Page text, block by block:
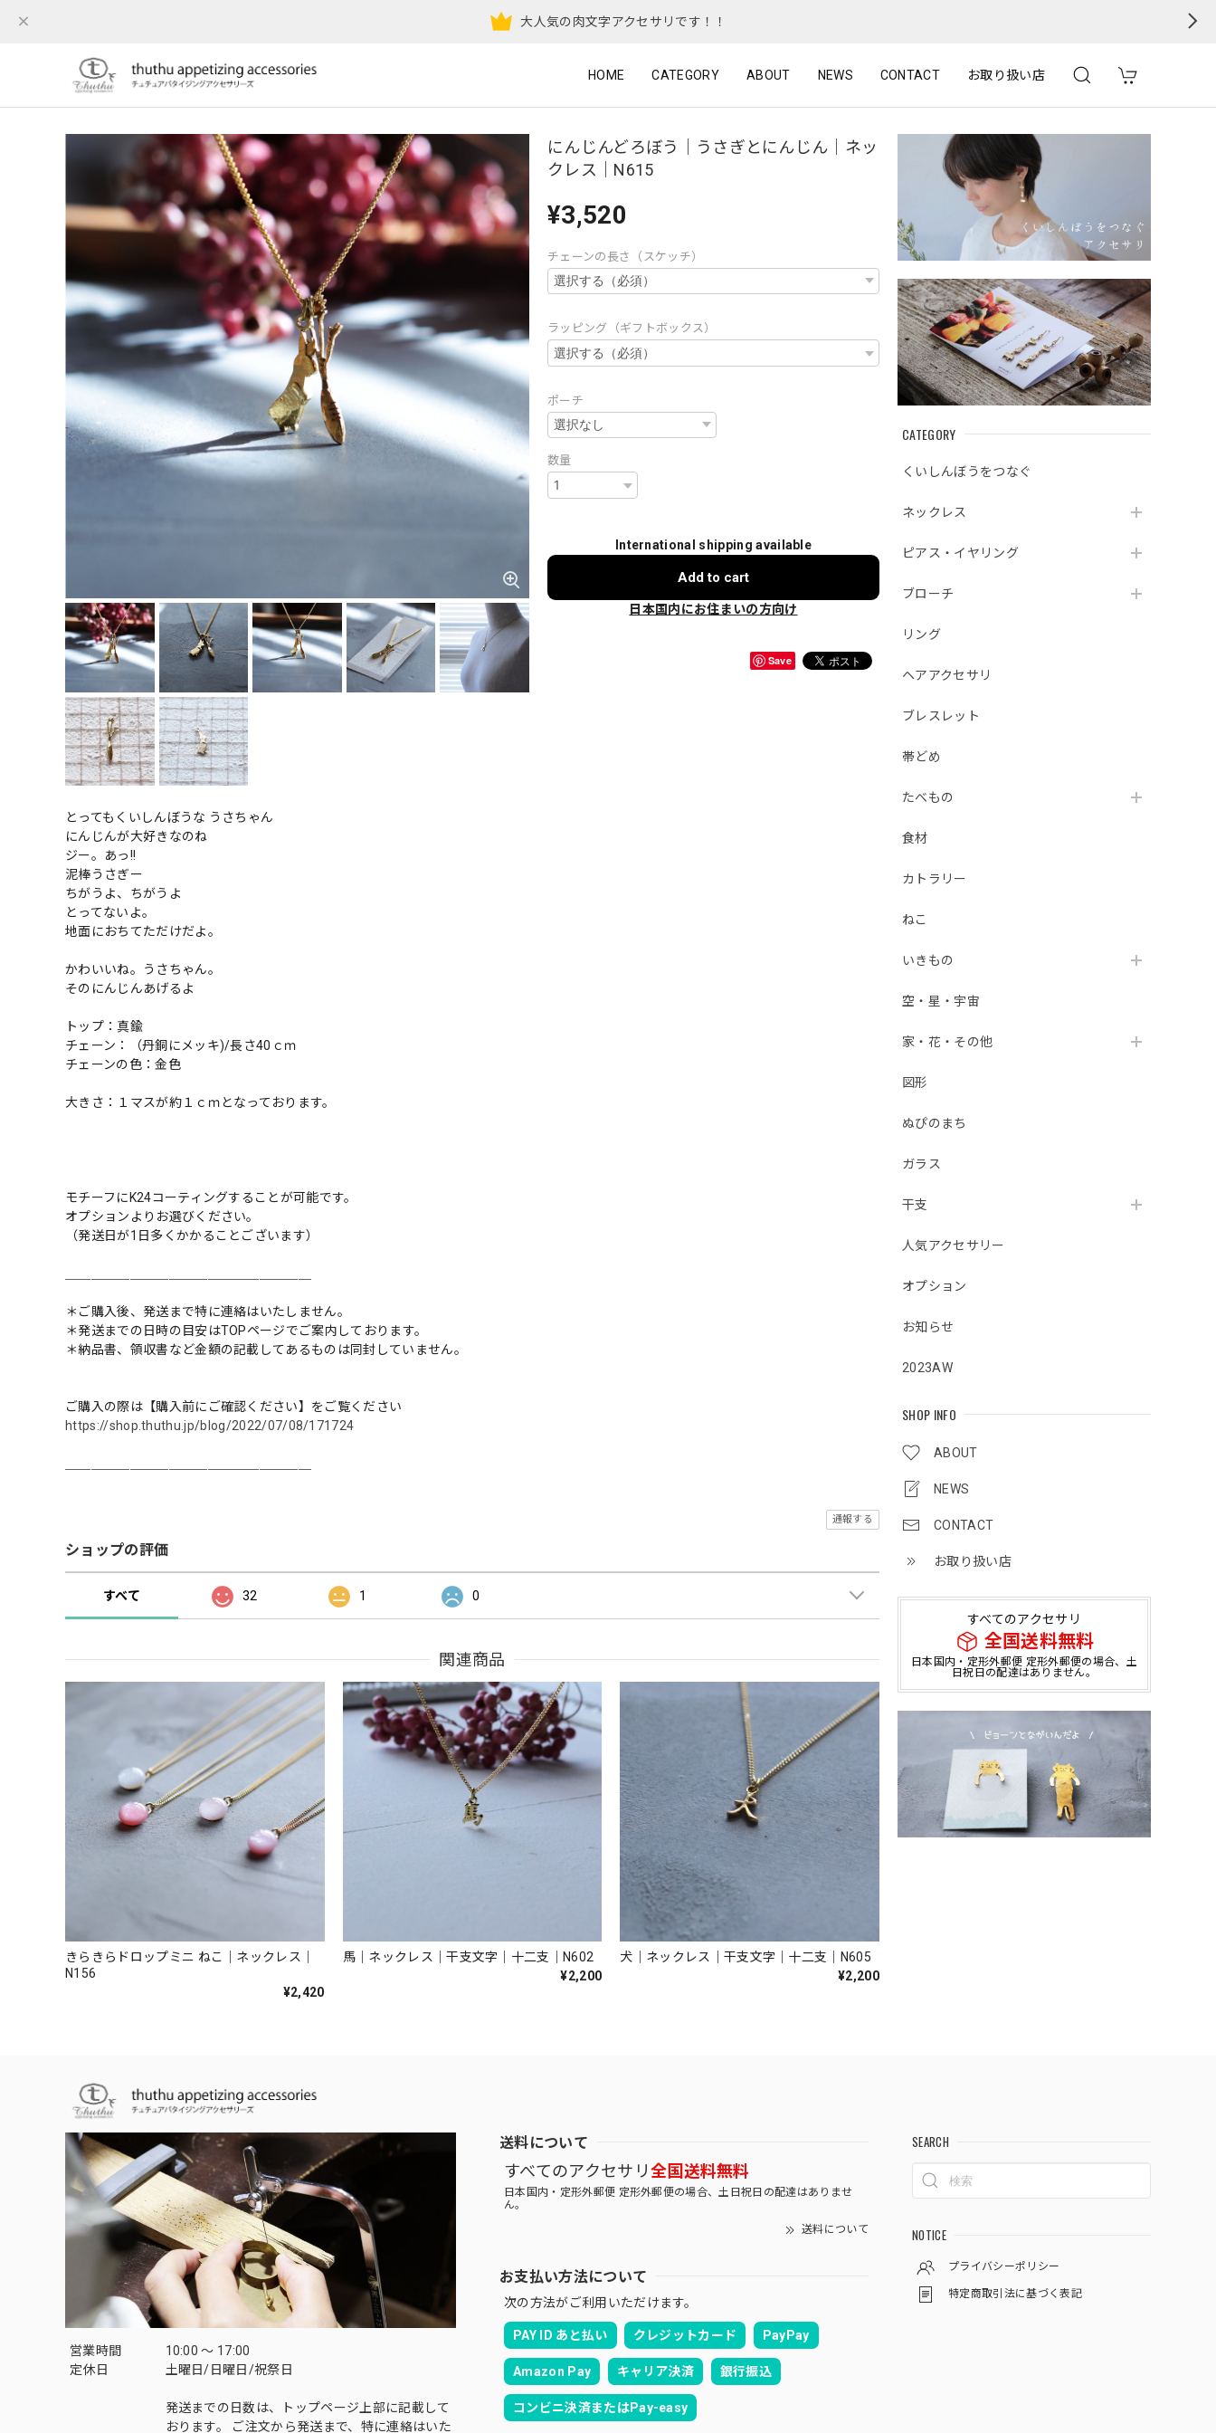
大人気の肉文字アクセサリです！！
HOME CATEGORY ABOUT NEWS CONTACT お取り扱い店
CATEGORY
くいしんぼうをつなぐ
ネックレス
ピアス・イヤリング
ブローチ
リング
ヘアアクセサリ
ブレスレット
帯どめ
たべもの
食材
カトラリー
ねこ
いきもの
空・星・宇宙
家・花・その他
図形
ぬぴのまち
ガラス
干支
人気アクセサリー
オプション
お知らせ
2023AW
SHOP INFO
ABOUT
NEWS
CONTACT
お取り扱い店
すべてのアクセサリ
全国送料無料
日本国内・定形外郵便 定形外郵便の場合、土
日祝日の配達はありません。
にんじんどろぼう｜うさぎとにんじん｜ネッ
クレス｜N615
¥3,520
チェーンの長さ（スケッチ）
ラッピング（ギフトボックス）
ポーチ
数量
International shipping available
Add to cart
日本国内にお住まいの方向け
Save
とってもくいしんぼうな うさちゃん
にんじんが大好きなのね
ジー。あっ!!
泥棒うさぎー
ちがうよ、ちがうよ
とってないよ。
地面におちてただけだよ。
かわいいね。うさちゃん。
そのにんじんあげるよ
トップ：真鍮
チェーン：（丹銅にメッキ)/長さ40ｃｍ
チェーンの色：金色
大きさ：１マスが約１ｃｍとなっております。
モチーフにK24コーティングすることが可能です。
オプションよりお選びください。
（発送日が1日多くかかることございます）
＊ご購入後、発送まで特に連絡はいたしません。
＊発送までの日時の目安はTOPページでご案内しております。
＊納品書、領収書など金額の記載してあるものは同封していません。
ご購入の際は【購入前にご確認ください】をご覧ください
https://shop.thuthu.jp/blog/2022/07/08/171724
通報する
ショップの評価
すべて 32 1 0
関連商品
きらきらドロップミニ ねこ｜ネックレス｜
N156
¥2,420
馬｜ネックレス｜干支文字｜十二支｜N602
¥2,200
犬｜ネックレス｜干支文字｜十二支｜N605
¥2,200
営業時間
10:00 〜 17:00
定休日
土曜日/日曜日/祝祭日
発送までの日数は、トップページ上部に記載して
おります。 ご注文から発送まで、特に連絡はいた
送料について
すべてのアクセサリ全国送料無料
日本国内・定形外郵便 定形外郵便の場合、土日祝日の配達はありませ
ん。
送料について
お支払い方法について
次の方法がご利用いただけます。
PAY ID あと払い クレジットカード PayPay
Amazon Pay キャリア決済 銀行振込
コンビニ決済またはPay-easy
SEARCH
NOTICE
プライバシーポリシー
特定商取引法に基づく表記